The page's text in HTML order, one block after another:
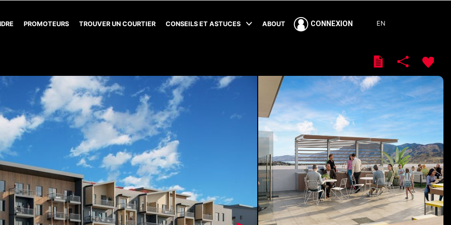
PROMOTEURS TROUVER UN COURTIER CONSEILS ET ASTUCES ABOUT CONNEXION EN